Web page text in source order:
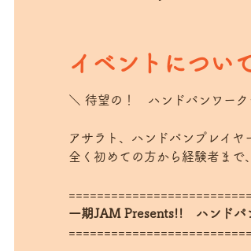
イベントについ
＼ 待望の！　ハンドパンワー
アサラト、ハンドパンプレイ
全く初めての方から経験者ま
一期JAM Presents!!　ハンドパ